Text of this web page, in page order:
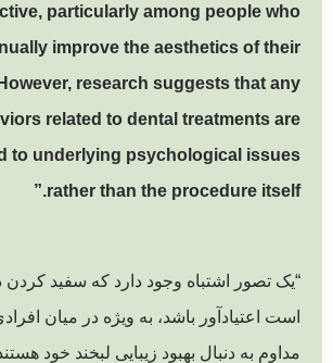
particularly among people who
improve the aesthetics of their
research suggests that any
related to dental treatments are
to underlying psychological issues
rather than the procedure itself.”
“یک تصور اشتباه وجود دارد که سفید کردن
است اعتیادآور باشد، به ویژه در میان
مداوم به دنبال بهبود زیبایی لبخند خود